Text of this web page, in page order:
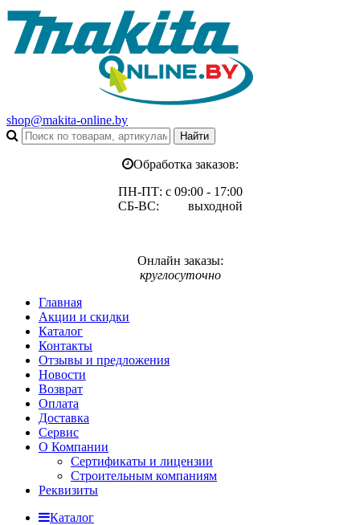
shop@makita-online.by
Обработка заказов:
ПН-ПТ: с 09:00 - 17:00
СБ-ВС: выходной
Онлайн заказы:
круглосуточно
Главная
Акции и скидки
Каталог
Контакты
Отзывы и предложения
Новости
Возврат
Оплата
Доставка
Сервис
О Компании
Сертификаты и лицензии
Строительным компаниям
Реквизиты
Каталог